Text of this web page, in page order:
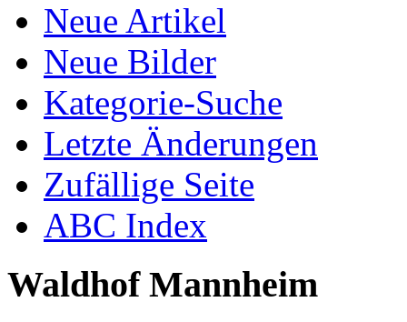
Neue Artikel
Neue Bilder
Kategorie-Suche
Letzte Änderungen
Zufällige Seite
ABC Index
Waldhof Mannheim